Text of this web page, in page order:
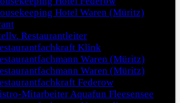
Hotel Waren (Müritz)
Restaurantleiter
Klink
Waren (Müritz)
Waren (Müritz)
Federow
Mitarbeiter Aquafun Fleesensee